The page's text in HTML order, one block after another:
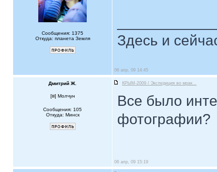
Сообщения: 1375
Откуда: планета Земля
Здесь и
06 апр, 09 14:45
Дмитрий Ж. КРЫМ-2009 / Экспедиция во мрак...
[ ] Молчун
Сообщения: 105
Откуда: Минск
Все было
фотографии?
06 апр, 09 15:19